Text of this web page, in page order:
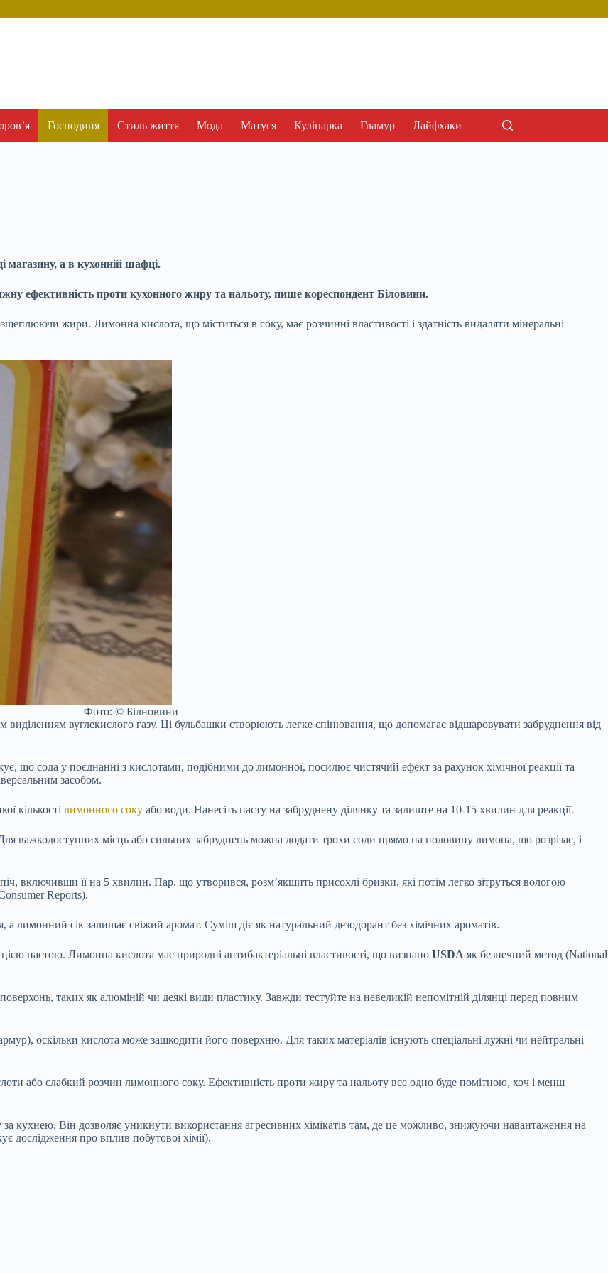
Господиня Стиль життя Мода Матуся Кулінарка Гламур Лайфхаки
магазину, а в кухонній шафці.
ефективність проти кухонного жиру та нальоту, пише кореспондент Біловини.
жири. Лимонна кислота, що міститься в соку, має розчинні властивості і здатність видаляти мінеральні
Фото: © Білновини
виділенням вуглекислого газу. Ці бульбашки створюють легке спінювання, що допомагає відшаровувати забруднення від
що сода у поєднанні з кислотами, подібними до лимонної, посилює чистячий ефект за рахунок хімічної реакції та
засобом.
кількості лимонного соку або води. Нанесіть пасту на забруднену ділянку та залиште на 10-15 хвилин для реакції.
важкодоступних місць або сильних забруднень можна додати трохи соди прямо на половину лимона, що розрізає, і
включивши її на 5 хвилин. Пар, що утворився, розм’якшить присохлі бризки, які потім легко зітруться вологою
Reports).
а лимонний сік залишає свіжий аромат. Суміш діє як натуральний дезодорант без хімічних ароматів.
пастою. Лимонна кислота має природні антибактеріальні властивості, що визнано USDA як безпечний метод (National
таких як алюміній чи деякі види пластику. Завжди тестуйте на невеликій непомітній ділянці перед повним
оскільки кислота може зашкодити його поверхню. Для таких матеріалів існують спеціальні лужні чи нейтральні
або слабкий розчин лимонного соку. Ефективність проти жиру та нальоту все одно буде помітною, хоч і менш
кухнею. Він дозволяє уникнути використання агресивних хімікатів там, де це можливо, знижуючи навантаження на
дослідження про вплив побутової хімії).